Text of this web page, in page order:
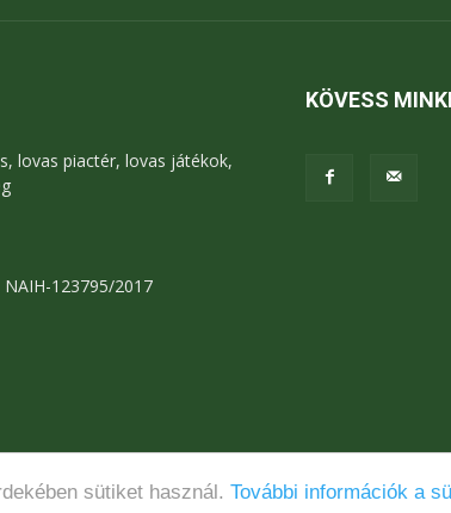
sütiket használ. További információk a
lovas piactér, lovas játékok,
123795/2017
KÖVESS
Adatkezelési tájékoztató Jogi